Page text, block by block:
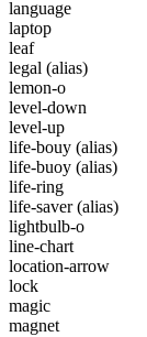
language
laptop
leaf
legal (alias)
lemon-o
level-down
level-up
life-bouy (alias)
life-buoy (alias)
life-ring
life-saver(alias)
lightbulb-o
line-chart
location-arrow
lock
magic
magnet